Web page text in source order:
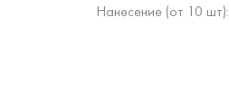
Нанесение (от 10 шт):